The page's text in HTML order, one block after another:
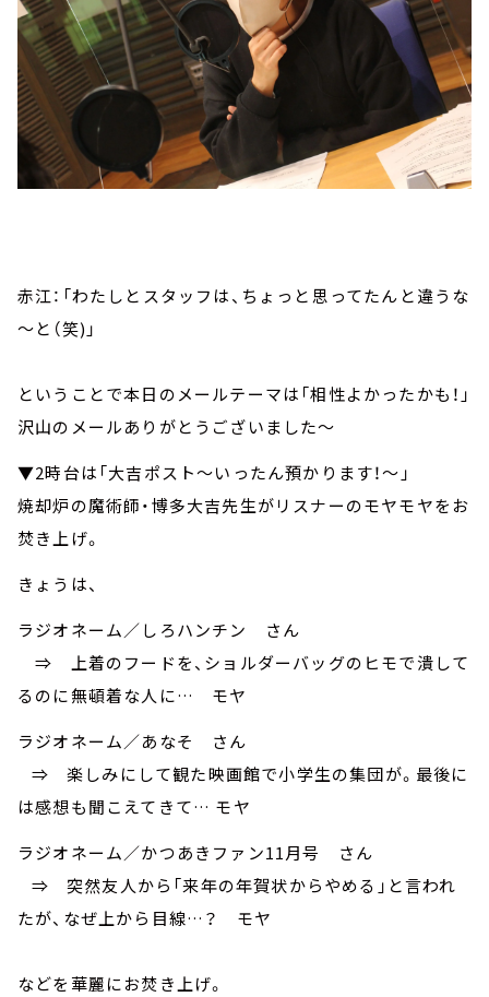
赤江：「わたしとスタッフは、ちょっと思ってたんと違うな
～と（笑)」
ということで本日のメールテーマは「相性よかったかも！」
沢山のメールありがとうございました～
▼2時台は「大吉ポスト～いったん預かります！～」
焼却炉の魔術師・博多大吉先生がリスナーのモヤモヤをお
焚き上げ。
きょうは、
ラジオネーム／しろハンチン さん
⇒ 上着のフードを、ショルダーバッグのヒモで潰して
るのに無頓着な人に… モヤ
ラジオネーム／あなそ さん
⇒ 楽しみにして観た映画館で小学生の集団が。最後に
は感想も聞こえてきて… モヤ
ラジオネーム／かつあきファン11月号 さん
⇒ 突然友人から「来年の年賀状からやめる」と言われ
たが、なぜ上から目線…？ モヤ
などを華麗にお焚き上げ。